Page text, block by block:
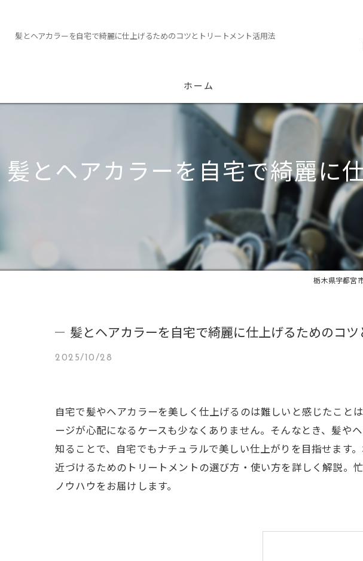
髪とヘアカラーを自宅で綺麗に仕上げるためのコツとトリートメント活用法
ホーム
髪とヘアカラーを自宅で綺麗に
栃木県宇都宮
髪とヘアカラーを自宅で綺麗に仕上げるためのコ
2025/10/28
自宅で髪やヘアカラーを美しく仕上げるのは難しいと感じたこと
ージが心配になるケースも少なくありません。そんなとき、髪や
知ることで、自宅でもナチュラルで美しい仕上がりを目指せます
近づけるためのトリートメントの選び方・使い方を詳しく解説。
ノウハウをお届けします。